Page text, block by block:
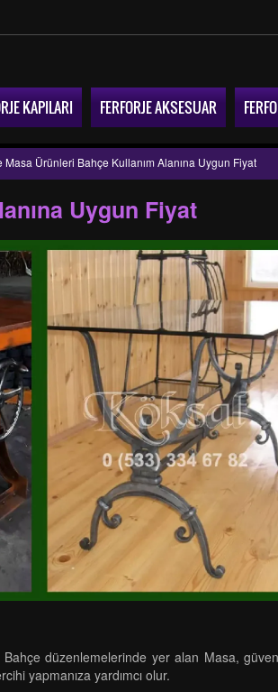
KAPILARI FERFORJE AKSESUAR
Masa Ürünleri Bahçe Kullanım Alanına Uygun Fiyat
Uygun Fiyat
düzenlemelerinde yer alan Masa,
yapmanıza yardımcı olur.